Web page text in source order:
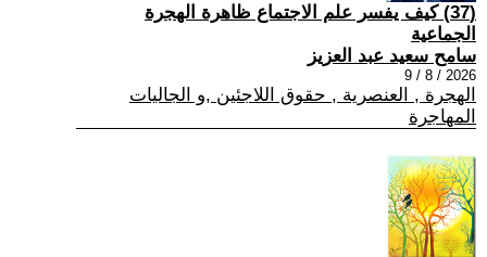
(37) كيف يفسر علم الاجتماع ظاهرة الهجرة
الجماعية
سامح سعيد عبد العزيز
2026 / 8 / 9
الهجرة , العنصرية , حقوق اللاجئين ,و الجاليات
المهاجرة